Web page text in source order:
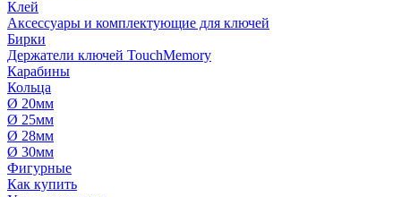
Клей
Аксессуары и комплектующие для ключей
Бирки
Держатели ключей TouchMemory
Карабины
Кольца
Ø 20мм
Ø 25мм
Ø 28мм
Ø 30мм
Фигурные
Как купить